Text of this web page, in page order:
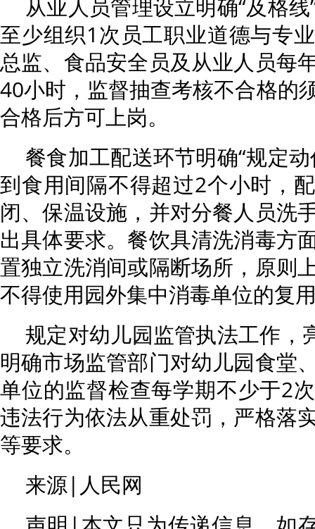
从业人员管理设立明确“及格
至少组织1次员工职业道德与专
总监、食品安全员及从业人员每
40小时，监督抽查考核不合格的
合格后方可上岗。
餐食加工配送环节明确“规定
到食用间隔不得超过2个小时，
闭、保温设施，并对分餐人员洗
出具体要求。餐饮具清洗消毒方
置独立洗消间或隔断场所，原则
不得使用园外集中消毒单位的复
规定对幼儿园监管执法工作，
明确市场监管部门对幼儿园食堂
单位的监督检查每学期不少于2
违法行为依法从重处罚，严格落
等要求。
来源|人民网